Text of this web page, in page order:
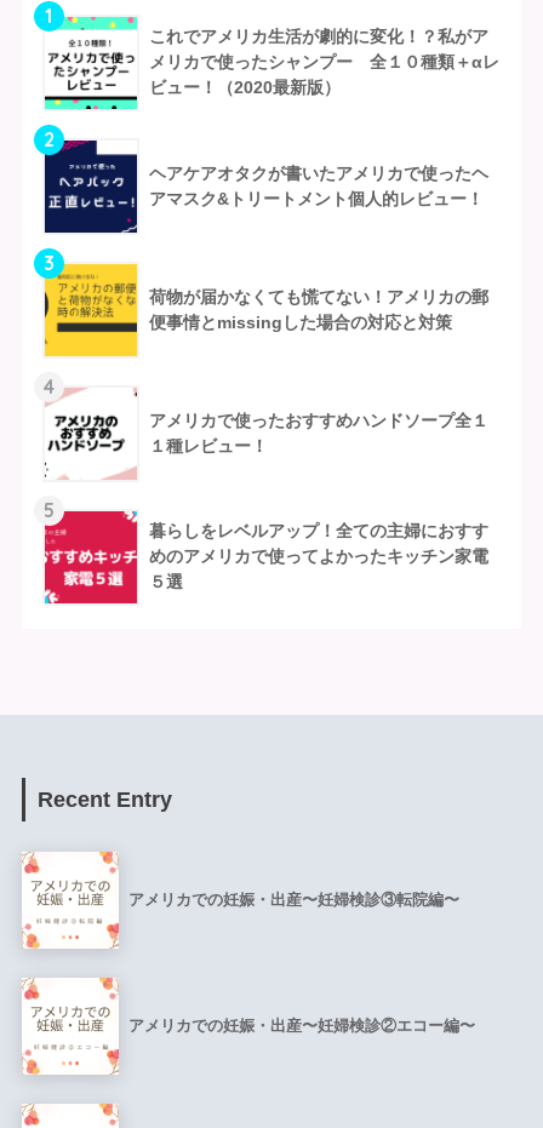
1
これでアメリカ生活が劇的に変化！？私がア
メリカで使ったシャンプー 全１０種類＋αレ
ビュー！（2020最新版）
2
ヘアケアオタクが書いたアメリカで使ったヘ
アマスク&トリートメント個人的レビュー！
3
荷物が届かなくても慌てない！アメリカの郵
便事情とmissingした場合の対応と対策
4
アメリカで使ったおすすめハンドソープ全１
１種レビュー！
5
暮らしをレベルアップ！全ての主婦におすす
めのアメリカで使ってよかったキッチン家電
５選
Recent Entry
アメリカでの妊娠・出産〜妊婦検診③転院編〜
アメリカでの妊娠・出産〜妊婦検診②エコー編〜